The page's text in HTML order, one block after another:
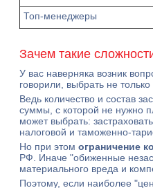
Топ-менеджеры
Зачем такие
У вас наверняка возник
говорили, выбрать не
Ведь количество и состав
суммы, с которой не нужно
может выбрать:
налоговой и таможенно-
Но при этом ограничение
РФ. Иначе "обиженные
материального вреда и
Поэтому, если наиболее